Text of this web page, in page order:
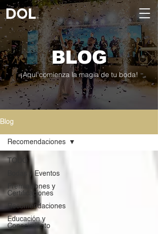
BLOG
¡Aquí comienza la magia de tu boda!
Blog
TODO
Bodas y Eventos
Premiaciones y
Certificaciones
Recomendaciones
Educación y
Conocimiento
Recomendaciones